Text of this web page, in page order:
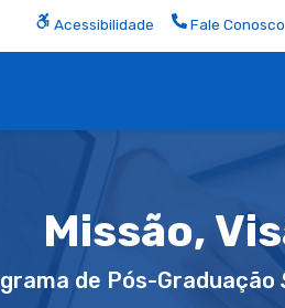
Acessibilidade Fale Conosco
Missão,
de Pós-Graduação